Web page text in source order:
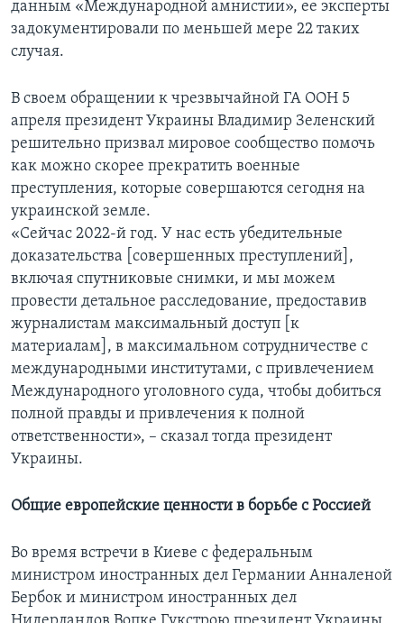
данным «Международной амнистии», ее эксперты
задокументировали по меньшей мере 22 таких
случая.
В своем обращении к чрезвычайной ГА ООН 5
апреля президент Украины Владимир Зеленский
решительно призвал мировое сообщество помочь
как можно скорее прекратить военные
преступления, которые совершаются сегодня на
украинской земле.
«Сейчас 2022-й год. У нас есть убедительные
доказательства [совершенных преступлений],
включая спутниковые снимки, и мы можем
провести детальное расследование, предоставив
журналистам максимальный доступ [к
материалам], в максимальном сотрудничестве с
международными институтами, с привлечением
Международного уголовного суда, чтобы добиться
полной правды и привлечения к полной
ответственности», – сказал тогда президент
Украины.
Общие европейские ценности в борьбе с Россией
Во время встречи в Киеве с федеральным
министром иностранных дел Германии Анналеной
Бербок и министром иностранных дел